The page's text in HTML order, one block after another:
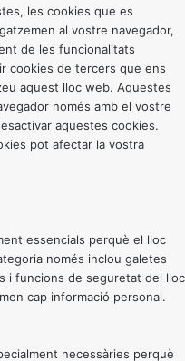
les cookies que es
al vostre navegador,
de les funcionalitats
cookies de tercers que ens
aquest lloc web. Aquestes
només amb el vostre
aquestes cookies.
pot afectar la vostra
essencials perquè el lloc
només inclou galetes
i funcions de seguretat del lloc
cap informació personal.
necessàries perquè